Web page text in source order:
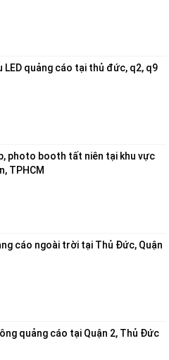
LED quảng cáo tại thủ đức, q2, q9
photo booth tất niên tại khu vực
TPHCM
cáo ngoài trời tại Thủ Đức, Quận
quảng cáo tại Quận 2, Thủ Đức